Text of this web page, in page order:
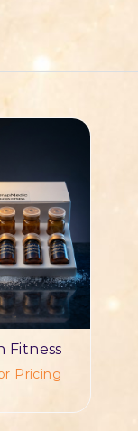
Fitness
Pricing